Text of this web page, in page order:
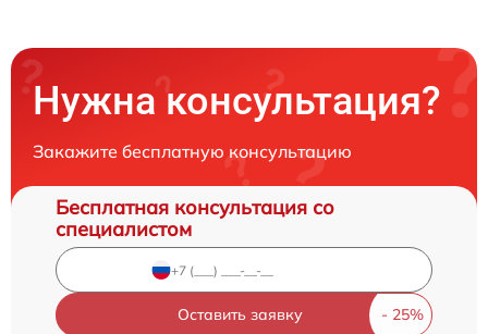
Нужна консультация?
Закажите бесплатную консультацию
Бесплатная консультация со
специалистом
Оставить заявку